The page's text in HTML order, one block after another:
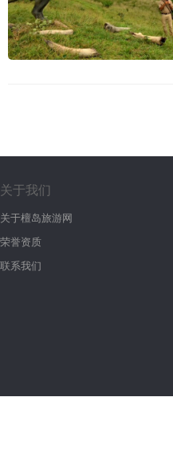
关于我们
关于檀岛旅游网
荣誉资质
联系我们